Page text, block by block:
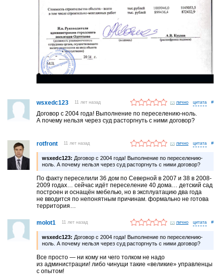
wsxedc123 11 лет назад лично #
Договор с 2004 года! Выполнение по переселению-ноль.
А почему нельзя через суд расторгнуть с ними договор?
rotfront 11 лет назад лично #
wsxedc123: Договор с 2004 года! Выполнение по переселению-
ноль. А почему нельзя через суд расторгнуть с ними договор?
По факту переселили 36 дом по Северной в 2007 и 38 в 2008-
2009 годах… сейчас идёт переселение 40 дома… детский сад
построен и оснащён мебелью, но в эксплуатацию два года
не вводится по непонятным причинам. формально не готова
территория…
molot1 11 лет назад лично #
wsxedc123: Договор с 2004 года! Выполнение по переселению-
ноль. А почему нельзя через суд расторгнуть с ними договор?
Все просто — ни кому ни чего толком не надо
из администрации! либо чинущи такие «великие» управленцы
с опытом!